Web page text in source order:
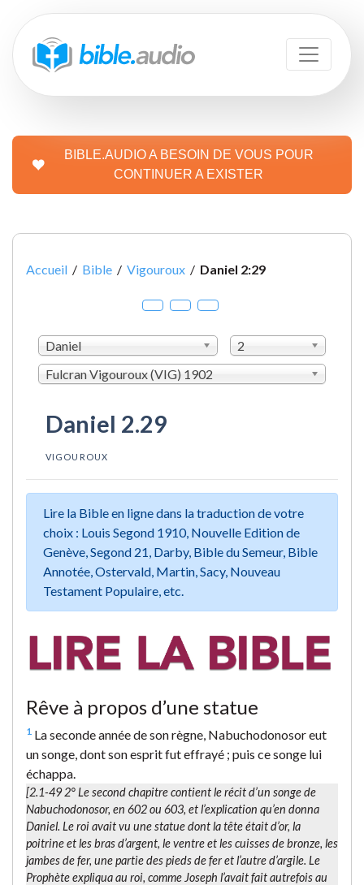
BIBLE.AUDIO A BESOIN DE VOUS POUR
CONTINUER A EXISTER
Accueil / Bible / Vigouroux / Daniel 2:29
Daniel
2
Fulcran Vigouroux (VIG) 1902
Daniel 2.29
VIGOUROUX
Lire la Bible en ligne dans la traduction de votre
choix : Louis Segond 1910, Nouvelle Edition de
Genève, Segond 21, Darby, Bible du Semeur, Bible
Annotée, Ostervald, Martin, Sacy, Nouveau
Testament Populaire, etc.
Rêve à propos d’une statue
1 La seconde année de son règne, Nabuchodonosor eut
un songe, dont son esprit fut effrayé ; puis ce songe lui
échappa.
[2.1-49 2° Le second chapitre contient le récit d’un songe de
Nabuchodonosor, en 602 ou 603, et l’explication qu’en donna
Daniel. Le roi avait vu une statue dont la tête était d’or, la
poitrine et les bras d’argent, le ventre et les cuisses de bronze, les
jambes de fer, une partie des pieds de fer et l’autre d’argile. Le
Prophète expliqua au roi, comme Joseph l’avait fait autrefois au